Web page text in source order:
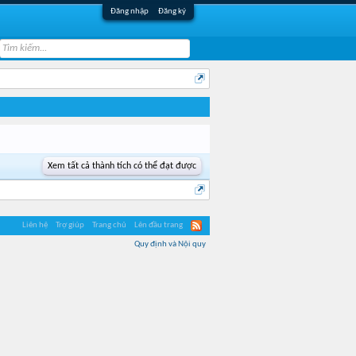
Đăng nhập Đăng ký
Xem tất cả thành tích có thể đạt được
Liên hệ Trợ giúp Trang chủ Lên đầu trang
Quy định và Nội quy